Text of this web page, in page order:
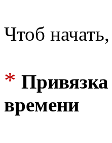
Чтоб
* Привязка
времени